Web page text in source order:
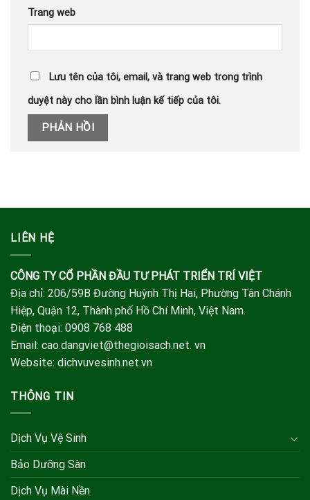
Trang web
Lưu tên của tôi, email, và trang web trong trình
duyệt này cho lần bình luận kế tiếp của tôi.
LIÊN HỆ
CÔNG TY CỔ PHẦN ĐẦU TƯ PHÁT TRIỂN TRÍ VIỆT
Địa chỉ: 206/59B Đường Huỳnh Thị Hai, Phường Tân Chánh
Hiệp, Quận 12, Thành phố Hồ Chí Minh, Việt Nam.
Điện thoại: 0908 768 488
Email: cao.dangviet@thegioisach.net. vn
Website: dichvuvesinh.net.vn
THÔNG TIN
Dịch Vụ Vệ Sinh
Bảo Dưỡng Sàn
Dịch Vụ Mài Nền